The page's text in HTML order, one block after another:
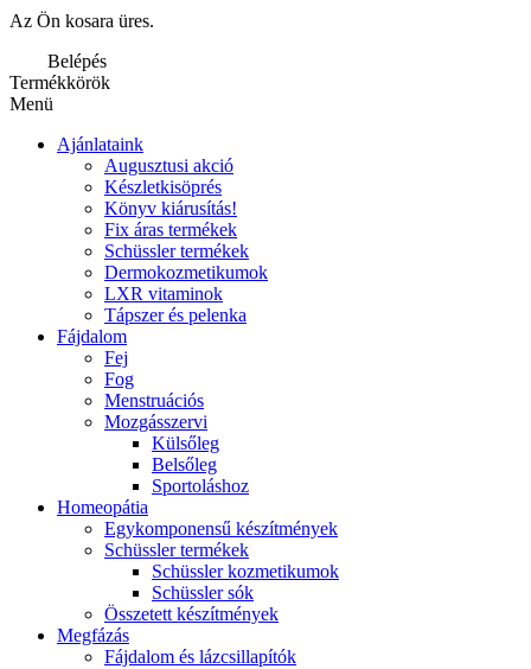
Az Ön kosara üres.
Belépés
Termékkörök
Menü
Ajánlataink
Augusztusi akció
Készletkisöprés
Könyv kiárusítás!
Fix áras termékek
Schüssler termékek
Dermokozmetikumok
LXR vitaminok
Tápszer és pelenka
Fájdalom
Fej
Fog
Menstruációs
Mozgásszervi
Külsőleg
Belsőleg
Sportoláshoz
Homeopátia
Egykomponensű készítmények
Schüssler termékek
Schüssler kozmetikumok
Schüssler sók
Összetett készítmények
Megfázás
Fájdalom és lázcsillapítók